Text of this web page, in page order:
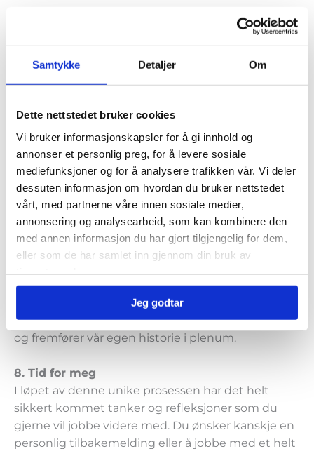
Samtykke Detaljer Om
Dette nettstedet bruker cookies
Vi bruker informasjonskapsler for å gi innhold og
annonser et personlig preg, for å levere sosiale
mediefunksjoner og for å analysere trafikken vår. Vi deler
dessuten informasjon om hvordan du bruker nettstedet
vårt, med partnerne våre innen sosiale medier,
annonsering og analysearbeid, som kan kombinere den
med annen informasjon du har gjort tilgjengelig for dem,
eller som de har samlet inn gjennom din bruk av
Jeg godtar
6. Intervjusituasjonen
Du lager dine spesifikasjoner på din drømmejobb
programmet med coach sittende som observatør.
selv, som ofte er en del av et intervju. Etter
intervjuet går vi i felleskap igjennom hva som
fungerte bra og hva som skal jobbes med videre.
7. Celebrate
Hvordan sette pris på hverdagen? Verdsette veien
til målet? Hva er beviset vårt for at vi har nådd
motivasjon og energi! Vi forstår å verdsette vår
hverdag, vår vei til målet og selve målet og ta oss
tid til å feire! Vi frisker opp presentasjonsteknikker
og fremfører vår egen historie i plenum.
8. Tid for meg
I løpet av denne unike prosessen har det helt
sikkert kommet tanker og refleksjoner som du
gjerne vil jobbe videre med. Du ønsker kanskje en
personlig tilbakemelding eller å jobbe med et helt